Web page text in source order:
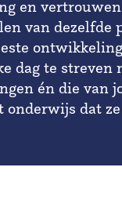
en
van dezelfde
dag te streven
én die van
dat